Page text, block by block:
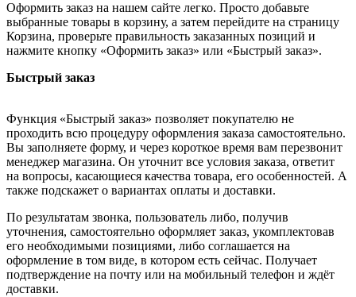
Оформить заказ на нашем сайте легко. Просто добавьте
выбранные товары в корзину, а затем перейдите на страницу
Корзина, проверьте правильность заказанных позиций и
нажмите кнопку «Оформить заказ» или «Быстрый заказ».
Быстрый заказ
Функция «Быстрый заказ» позволяет покупателю не
проходить всю процедуру оформления заказа самостоятельно.
Вы заполняете форму, и через короткое время вам перезвонит
менеджер магазина. Он уточнит все условия заказа, ответит
на вопросы, касающиеся качества товара, его особенностей. А
также подскажет о вариантах оплаты и доставки.
По результатам звонка, пользователь либо, получив
уточнения, самостоятельно оформляет заказ, укомплектовав
его необходимыми позициями, либо соглашается на
оформление в том виде, в котором есть сейчас. Получает
подтверждение на почту или на мобильный телефон и ждёт
доставки.